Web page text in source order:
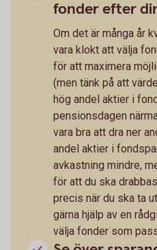
fonder efter
Om det är många år
vara klokt att välja
för att maximera
(men tänk på att
hög andel aktier i
pensionsdagen
vara bra att dra ner
andel aktier i
avkastning mindre,
för att du ska
precis när du ska ta
gärna hjälp av en
välja fonder som